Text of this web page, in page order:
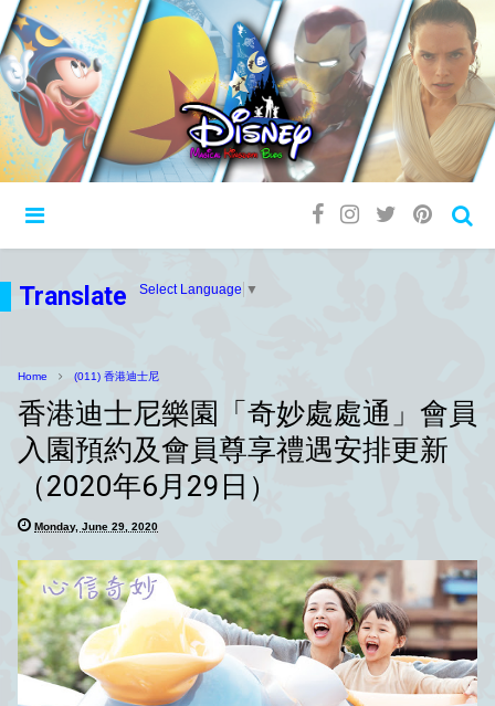
Translate Select Language ▼
Home (011) 香港迪士尼
香港迪士尼樂園「奇妙處處通」會員
入園預約及會員尊享禮遇安排更新
（2020年6月29日）
Monday, June 29, 2020